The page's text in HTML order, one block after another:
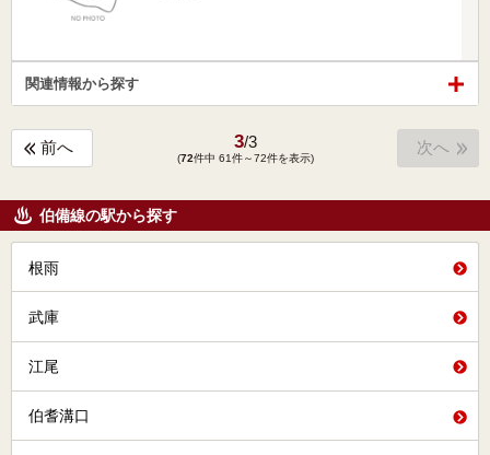
関連情報から探す
前へ 3/3
(72件中 61件～72件を表示)
次へ
伯備線の駅から探す
根雨
武庫
江尾
伯耆溝口